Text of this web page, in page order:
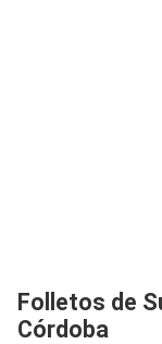
Folletos de
Córdoba